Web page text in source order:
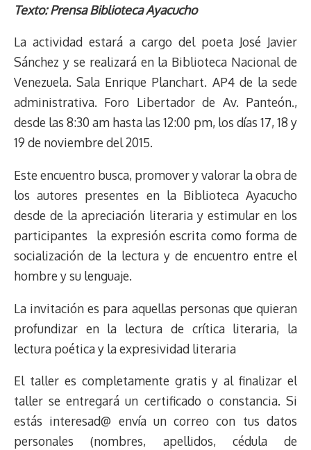
r
a
d
p
L
i
n
i
t
a
s
A
p
c
b
o
s
o
d
u
s
k
g
r
a
e
r
e
t
Texto: Prensa Biblioteca Ayacucho
La actividad estará a cargo del poeta José Javier
Sánchez y se realizará en la Biblioteca Nacional de
Venezuela. Sala Enrique Planchart. AP4 de la sede
administrativa. Foro Libertador de Av. Panteón.,
desde las 8:30 am hasta las 12:00 pm, los días 17, 18 y
19 de noviembre del 2015.
Este encuentro busca, promover y valorar la obra de
los autores presentes en la Biblioteca Ayacucho
desde de la apreciación literaria y estimular en los
participantes la expresión escrita como forma de
socialización de la lectura y de encuentro entre el
hombre y su lenguaje.
La invitación es para aquellas personas que quieran
profundizar en la lectura de crítica literaria, la
lectura poética y la expresividad literaria
El taller es completamente gratis y al finalizar el
taller se entregará un certificado o constancia. Si
estás interesad@ envía un correo con tus datos
personales (nombres, apellidos, cédula de